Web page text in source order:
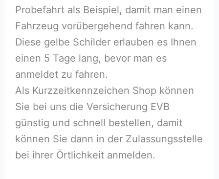
Probefahrt als Beispiel, damit man einen
Fahrzeug vorübergehend fahren kann.
Diese gelbe Schilder erlauben es Ihnen
einen 5 Tage lang, bevor man es
anmeldet zu fahren.
Als Kurzzeitkennzeichen Shop können
Sie bei uns die Versicherung EVB
günstig und schnell bestellen, damit
können Sie dann in der Zulassungsstelle
bei ihrer Örtlichkeit anmelden.